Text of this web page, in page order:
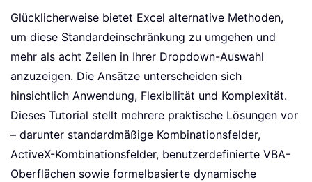
Glücklicherweise bietet Excel alternative Methoden,
um diese Standardeinschränkung zu umgehen und
mehr als acht Zeilen in Ihrer Dropdown-Auswahl
anzuzeigen. Die Ansätze unterscheiden sich
hinsichtlich Anwendung, Flexibilität und Komplexität.
Dieses Tutorial stellt mehrere praktische Lösungen vor
– darunter standardmäßige Kombinationsfelder,
ActiveX-Kombinationsfelder, benutzerdefinierte VBA-
Oberflächen sowie formelbasierte dynamische